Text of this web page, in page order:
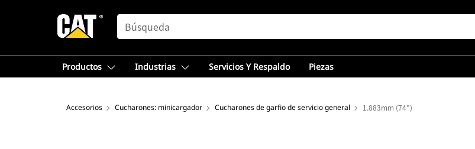
SEARCH
Productos Industrias Servicios Y Respaldo Piezas
Accesorios Cucharones: minicargador Cucharones de garfio de servicio general 1.883mm (74")